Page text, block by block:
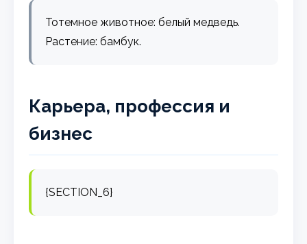
Тотемное животное: белый медведь.
Растение: бамбук.
Карьера, профессия и
бизнес
{SECTION_6}